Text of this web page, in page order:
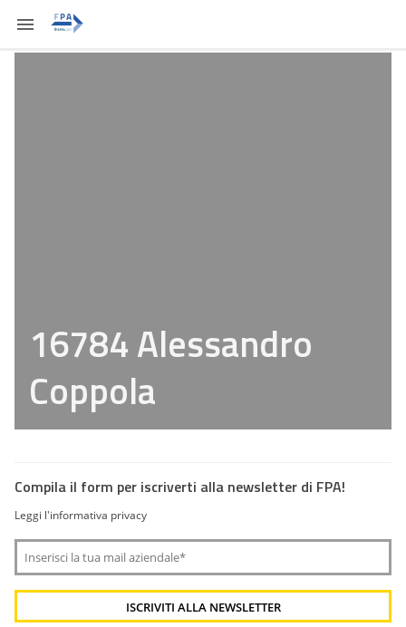
16784 Alessandro
Coppola
Compila il form per iscriverti alla newsletter di FPA!
Leggi l'informativa privacy